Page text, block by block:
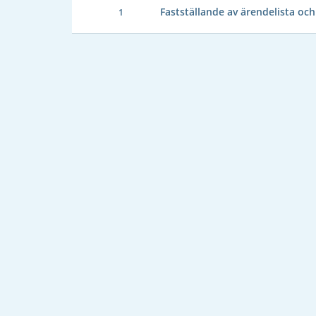
1 Fastställande av ärendelista